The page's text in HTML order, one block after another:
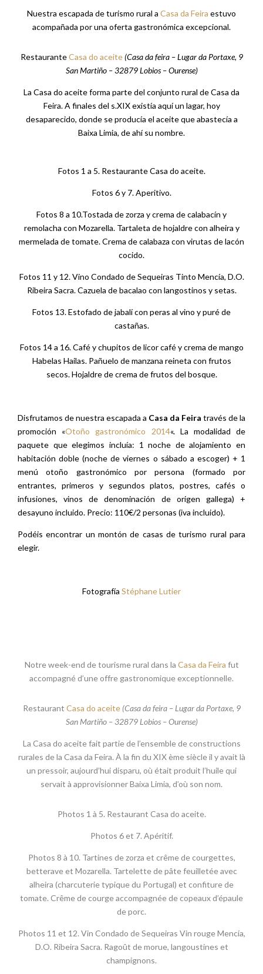
Nuestra escapada de turismo rural a Casa da Feira estuvo
acompañada por una oferta gastronómica excepcional.
Restaurante Casa do aceite (Casa da feira – Lugar da Portaxe, 9
San Martiño – 32879 Lobios – Ourense)
La Casa do aceite forma parte del conjunto rural de Casa da
Feira. A finales del s.XIX existía aquí un lagar, hoy
desaparecido, donde se producía el aceite que abastecía a
Baixa Limia, de ahí su nombre.
Fotos 1 a 5. Restaurante Casa do aceite.
Fotos 6 y 7. Aperitivo.
Fotos 8 a 10.Tostada de zorza y crema de calabacín y
remolacha con Mozarella. Tartaleta de hojaldre con alheira y
mermelada de tomate. Crema de calabaza con virutas de lacón
cocido.
Fotos 11 y 12. Vino Condado de Sequeiras Tinto Mencía, D.O.
Ribeira Sacra. Cazuela de bacalao con langostinos y setas.
Fotos 13. Estofado de jabalí con peras al vino y puré de
castañas.
Fotos 14 a 16. Café y chupitos de licor café y crema de mango
Habelas Hailas. Pañuelo de manzana reineta con frutos
secos. Hojaldre de crema de frutos del bosque.
Disfrutamos de nuestra escapada a Casa da Feira través de la
promoción «Otoño gastronómico 2014«. La modalidad de
paquete que elegimos incluía: 1 noche de alojamiento en
habitación doble (noche de viernes o sábado a escoger) + 1
menú otoño gastronómico por persona (formado por
entrantes, primeros y segundos platos, postres, cafés o
infusiones, vinos de denominación de origen gallega) +
desayuno incluido. Precio: 110€/2 personas (iva incluido).
Podéis encontrar un montón de casas de turismo rural para
elegir.
Fotografía Stéphane Lutier
Notre week-end de tourisme rural dans la Casa da Feira fut
accompagné d’une offre gastronomique exceptionnelle.
Restaurant Casa do aceite (Casa da feira – Lugar da Portaxe, 9
San Martiño – 32879 Lobios – Ourense)
La Casa do aceite fait partie de l’ensemble de constructions
rurales de la Casa da Feira. À la fin du XIX ème siècle il y avait là
un pressoir, aujourd’hui disparu, où était produit l’huile qui
servait à approvisionner Baixa Limia, d’où son nom.
Photos 1 à 5. Restaurant Casa do aceite.
Photos 6 et 7. Apéritif.
Photos 8 à 10. Tartines de zorza et crême de courgettes,
betterave et Mozarella. Tartelette de pâte feuilletée avec
alheira (charcuterie typique du Portugal) et confiture de
tomate. Crême de courge accompagnée de copeaux d’épaule
de porc.
Photos 11 et 12. Vin Condado de Sequeiras Vin rouge Mencía,
D.O. Ribeira Sacra. Ragoût de morue, langoustines et
champignons.